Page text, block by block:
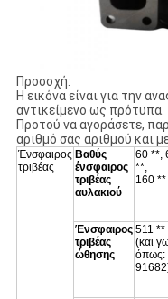
Προσοχή:
Η εικόνα είναι για την
αντικείμενο ως πρότυπα.
Προτού να αγοράσετε,
αριθμό σας αριθμού και
Ένσφαιρος
τριβέας
Βαθύς
ένσφαιρος
τριβέας
αυλακιού
60 **,
**,
160
Ένσφαιρος
τριβέας
ώθησης
511 **
(και
όπως: